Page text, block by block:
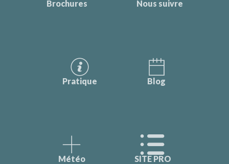
Brochures Nous suivre
Pratique Blog
Météo SITE PRO